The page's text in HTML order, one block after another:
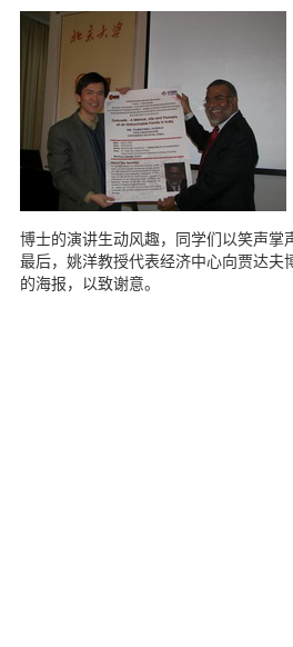
博士的演讲生动风趣，同学们以笑声掌
最后，姚洋教授代表经济中心向贾达夫
的海报，以致谢意。